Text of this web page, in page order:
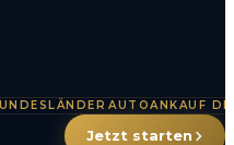
·AUTOANKAUF
Jetzt starten